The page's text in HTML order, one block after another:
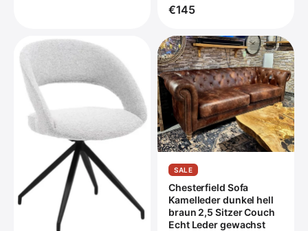
€145
SALE
Chesterfield Sofa
Kamelleder dunkel hell
braun 2,5 Sitzer Couch
Echt Leder gewachst